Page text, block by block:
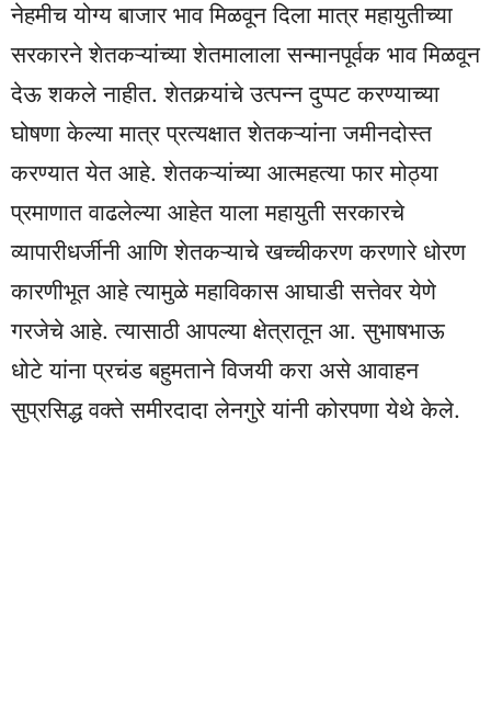
नेहमीच योग्य बाजार भाव मिळवून दिला मात्र महायुतीच्या
सरकारने शेतकऱ्यांच्या शेतमालाला सन्मानपूर्वक भाव मिळवून
देऊ शकले नाहीत. शेतकर्‍यांचे उत्पन्न दुप्पट करण्याच्या
घोषणा केल्या मात्र प्रत्यक्षात शेतकऱ्यांना जमीनदोस्त
करण्यात येत आहे. शेतकऱ्यांच्या आत्महत्या फार मोठ्या
प्रमाणात वाढलेल्या आहेत याला महायुती सरकारचे
व्यापारीधर्जीनी आणि शेतकऱ्याचे खच्चीकरण करणारे धोरण
कारणीभूत आहे त्यामुळे महाविकास आघाडी सत्तेवर येणे
गरजेचे आहे. त्यासाठी आपल्या क्षेत्रातून आ. सुभाषभाऊ
धोटे यांना प्रचंड बहुमताने विजयी करा असे आवाहन
सुप्रसिद्ध वक्ते समीरदादा लेनगुरे यांनी कोरपणा येथे केले.